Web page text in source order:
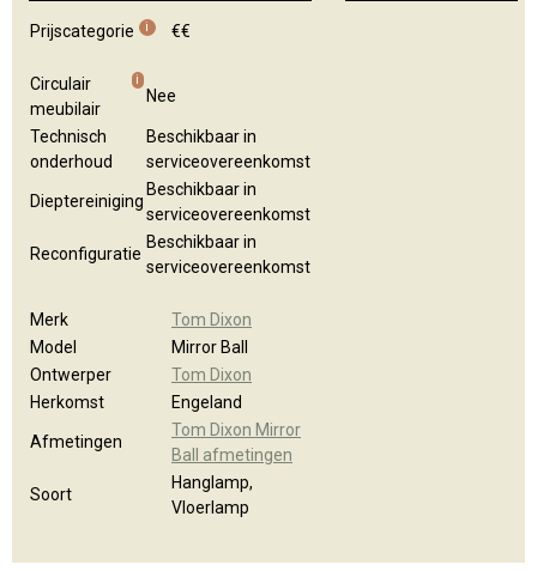
Prijscategorie i €€
Circulair
meubilair
i
Nee
Technisch
onderhoud
Beschikbaar in
serviceovereenkomst
Dieptereiniging
Beschikbaar in
serviceovereenkomst
Reconfiguratie
Beschikbaar in
serviceovereenkomst
Merk
Tom Dixon
Model
Mirror Ball
Ontwerper
Tom Dixon
Herkomst
Engeland
Afmetingen
Tom Dixon Mirror
Ball afmetingen
Soort
Hanglamp,
Vloerlamp